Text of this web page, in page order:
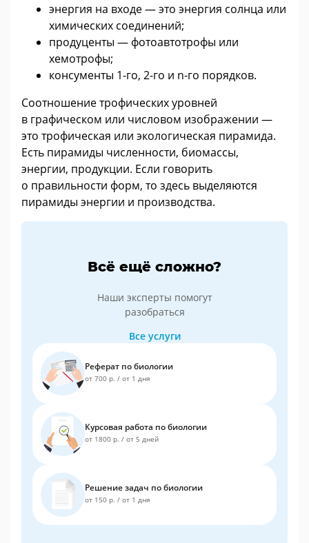
энергия на входе — это энергия солнца или
химических соединений;
продуценты — фотоавтотрофы или
хемотрофы;
консументы 1-го, 2-го и n-го порядков.
Соотношение трофических уровней
в графическом или числовом изображении —
это трофическая или экологическая пирамида.
Есть пирамиды численности, биомассы,
энергии, продукции. Если говорить
о правильности форм, то здесь выделяются
пирамиды энергии и производства.
Всё ещё сложно?
Наши эксперты помогут
разобраться
Все услуги
Реферат по биологии
от 700 р. / от 1 дня
Курсовая работа по биологии
от 1800 р. / от 5 дней
Решение задач по биологии
от 150 р. / от 1 дня